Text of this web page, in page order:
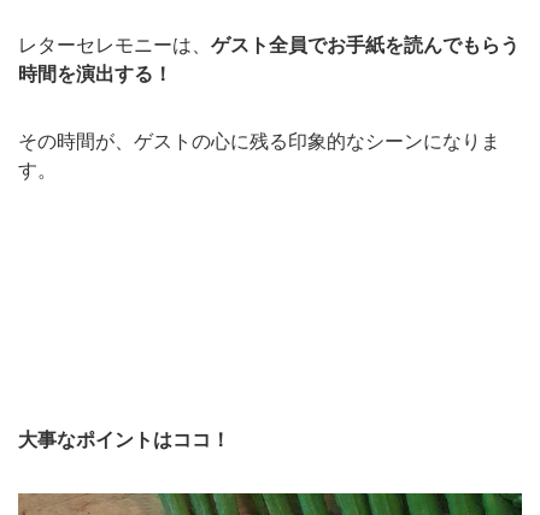
レターセレモニーは、 ゲスト全員でお手紙を読んでもらう
時間を演出する！
その時間が、ゲストの心に残る印象的なシーンになりま
す。
大事なポイントはココ！